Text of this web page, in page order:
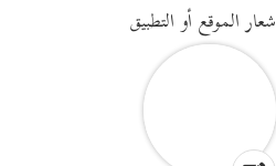
شعار الموقع أو التطبيق